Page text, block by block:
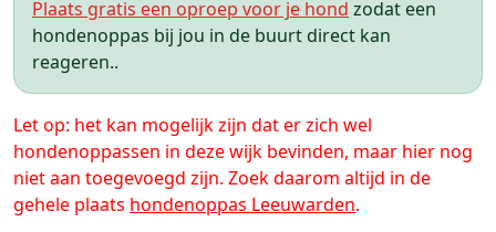
Plaats gratis een oproep voor je hond zodat een
hondenoppas bij jou in de buurt direct kan
reageren..
Let op: het kan mogelijk zijn dat er zich wel
hondenoppassen in deze wijk bevinden, maar hier nog
niet aan toegevoegd zijn. Zoek daarom altijd in de
gehele plaats hondenoppas Leeuwarden.